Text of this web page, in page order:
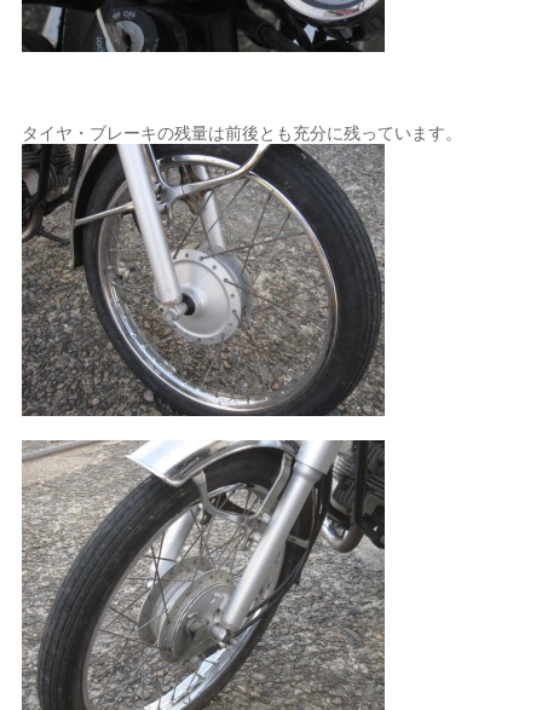
タイヤ・ブレーキの残量は前後とも充分に残っています。